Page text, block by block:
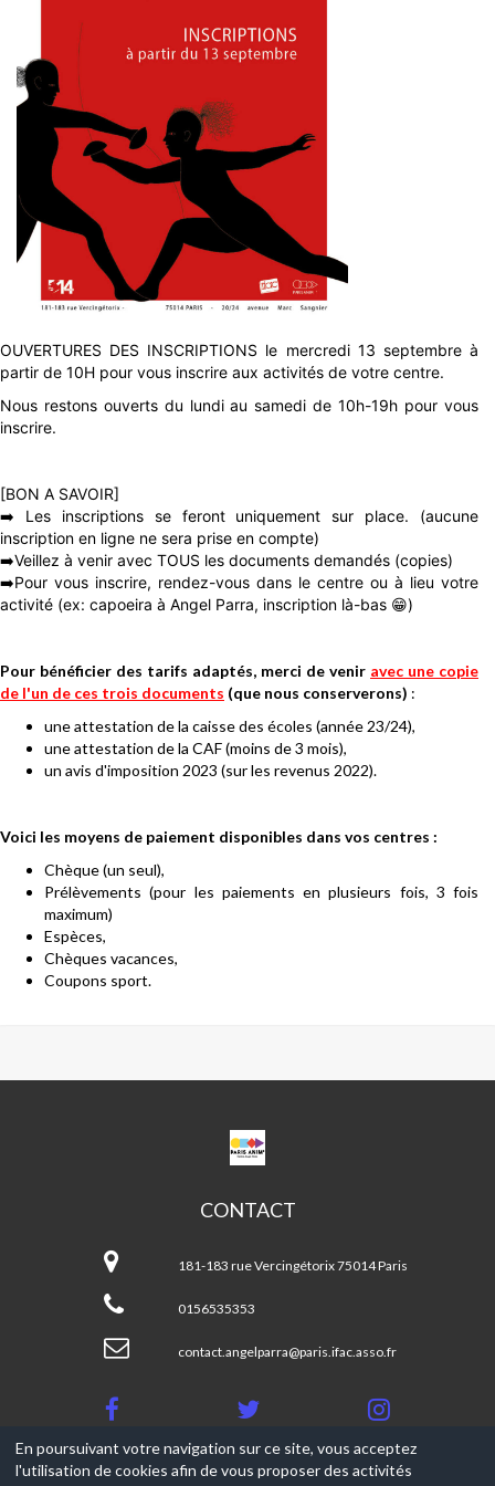
OUVERTURES DES INSCRIPTIONS le mercredi 13 septembre à
partir de 10H pour vous inscrire aux activités de votre centre.
Nous restons ouverts du lundi au samedi de 10h-19h pour vous
inscrire.
[BON A SAVOIR]
➡️ Les inscriptions se feront uniquement sur place. (aucune
inscription en ligne ne sera prise en compte)
➡️Veillez à venir avec TOUS les documents demandés (copies)
➡️Pour vous inscrire, rendez-vous dans le centre ou à lieu votre
activité (ex: capoeira à Angel Parra, inscription là-bas 😁)
Pour bénéficier des tarifs adaptés, merci de venir avec une copie
de l'un de ces trois documents (que nous conserverons) :
une attestation de la caisse des écoles (année 23/24),
une attestation de la CAF (moins de 3 mois),
un avis d'imposition 2023 (sur les revenus 2022).
Voici les moyens de paiement disponibles dans vos centres :
Chèque (un seul),
Prélèvements (pour les paiements en plusieurs fois, 3 fois
maximum)
Espèces,
Chèques vacances,
Coupons sport.
CPA
ANGEL
CONTACT
Angel
Parra
181-183 rue Vercingétorix 75014 Paris
0156535353
contact.angelparra@paris.ifac.asso.fr
En poursuivant votre navigation sur ce site, vous acceptez
l'utilisation de cookies afin de vous proposer des activités